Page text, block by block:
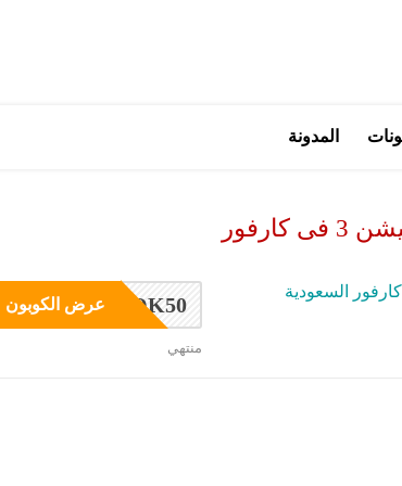
المدونة
السعودية
OK50 عرض الكوبون
منتهي